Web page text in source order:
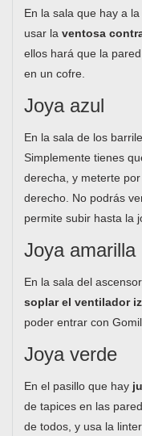
En la sala que hay a
usar la ventosa
ellos hará que la
en un cofre.
Joya azul
En la sala de los
Simplemente tienes
derecha, y meterte
derecho. No podrás
permite subir hasta la
Joya amarilla
En la sala del
soplar el ventilador
poder entrar con
Joya verde
En el pasillo que hay
de tapices en las
de todos, y usa la